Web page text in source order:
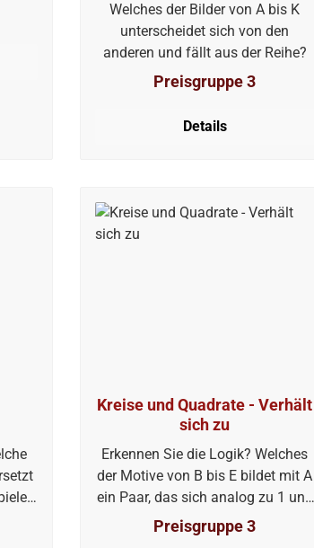
Welches der Bilder von A bis K
unterscheidet sich von den
anderen und fällt aus der Reihe?
Preisgruppe 3
Details
Kreise und Quadrate - Verhält
sich zu
Erkennen Sie die Logik? Welches
der Motive von B bis E bildet mit A
ein Paar, das sich analog zu 1 und
2 verhält?
Preisgruppe 3